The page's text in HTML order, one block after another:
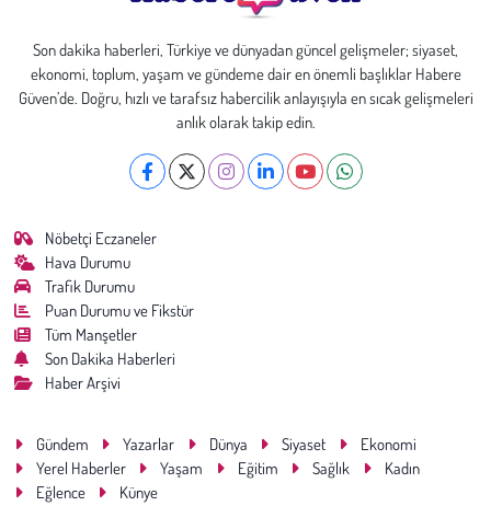
Son dakika haberleri, Türkiye ve dünyadan güncel gelişmeler; siyaset,
ekonomi, toplum, yaşam ve gündeme dair en önemli başlıklar Habere
Güven’de. Doğru, hızlı ve tarafsız habercilik anlayışıyla en sıcak gelişmeleri
anlık olarak takip edin.
Nöbetçi Eczaneler
Hava Durumu
Trafik Durumu
Puan Durumu ve Fikstür
Tüm Manşetler
Son Dakika Haberleri
Haber Arşivi
Gündem Yazarlar Dünya Siyaset
Ekonomi
Yerel Haberler
Yaşam Eğitim Sağlık
Kadın
Eğlence
Künye